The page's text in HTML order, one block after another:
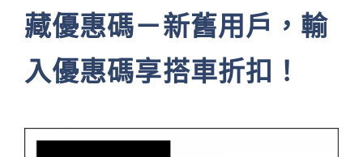
藏優惠碼－新舊用戶，輸
入優惠碼享搭車折扣！